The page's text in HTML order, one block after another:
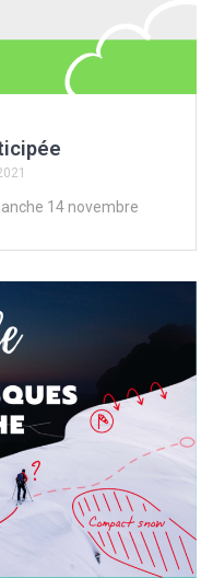
14 novembre